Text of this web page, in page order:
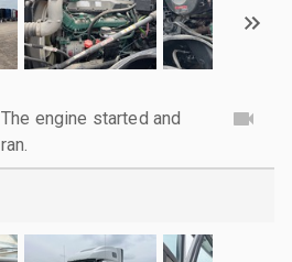
The engine started and
ran.